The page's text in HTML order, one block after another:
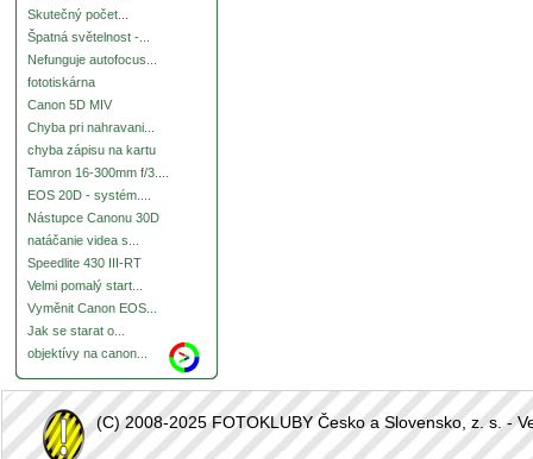
Skutečný počet...
Špatná světelnost -...
Nefunguje autofocus...
fototiskárna
Canon 5D MIV
Chyba pri nahravani...
chyba zápisu na kartu
Tamron 16-300mm f/3....
EOS 20D - systém....
Nástupce Canonu 30D
natáčanie videa s...
Speedlite 430 III-RT
Velmi pomalý start...
Vyměnit Canon EOS...
Jak se starat o...
objektívy na canon...
(C) 2008-2025 FOTOKLUBY Česko a Slovensko, z. s. -